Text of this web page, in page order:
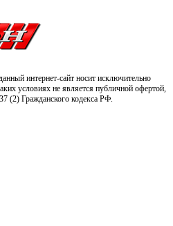
интернет-сайт носит исключительно
условиях не является публичной офертой,
(2) Гражданского кодекса РФ.